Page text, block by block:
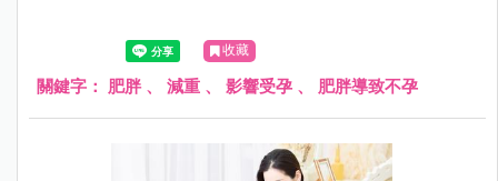
收藏
關鍵字： 肥胖、 減重 、 影響受孕 、 肥胖導致不孕